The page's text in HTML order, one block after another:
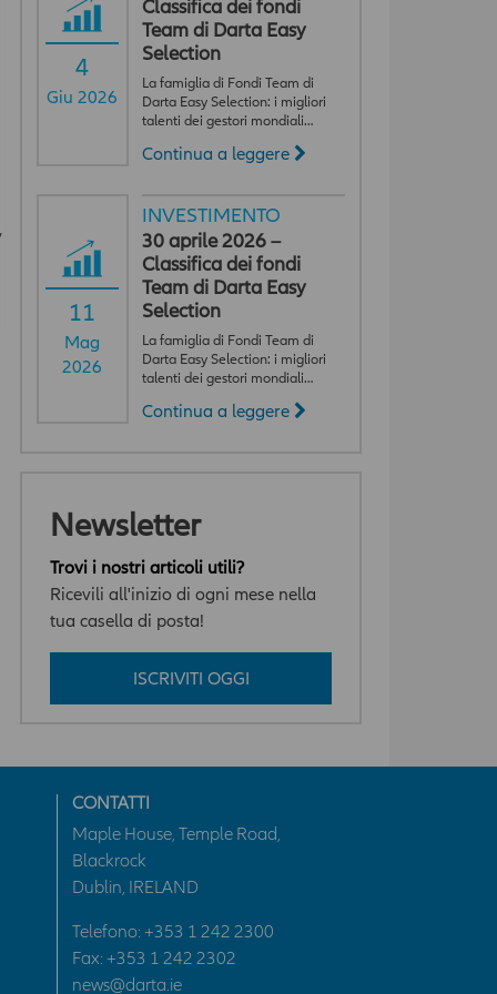
,
4
Giu 2026
Classifica dei fondi
Team di Darta Easy
Selection
La famiglia di Fondi Team di
Darta Easy Selection: i migliori
talenti dei gestori mondiali…
Continua a leggere
11
Mag
2026
INVESTIMENTO
30 aprile 2026 –
Classifica dei fondi
Team di Darta Easy
Selection
La famiglia di Fondi Team di
Darta Easy Selection: i migliori
talenti dei gestori mondiali…
Continua a leggere
Newsletter
Trovi i nostri articoli utili?
Ricevili all'inizio di ogni mese nella
tua casella di posta!
ISCRIVITI OGGI
CONTATTI
Maple House, Temple Road,
Blackrock
Dublin, IRELAND
Telefono: +353 1 242 2300
Fax: +353 1 242 2302
news@darta.ie